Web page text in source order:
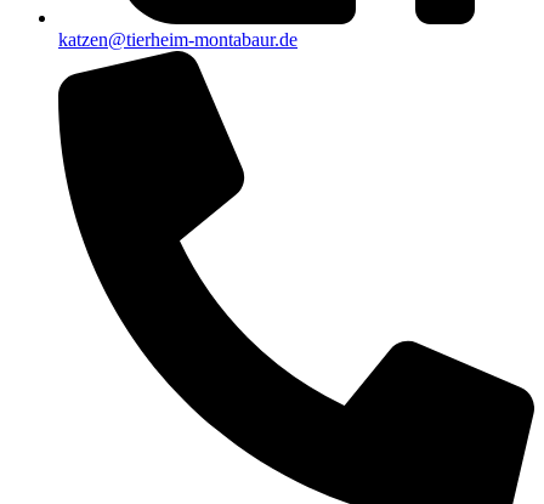
katzen@tierheim-montabaur.de